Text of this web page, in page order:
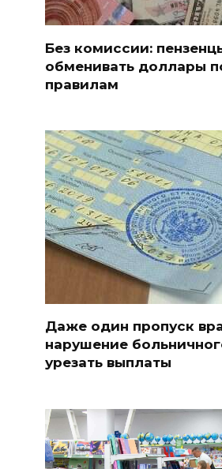
Без комиссии:
обменивать доллары
правилам
Даже один пропуск
нарушение
урезать выплаты